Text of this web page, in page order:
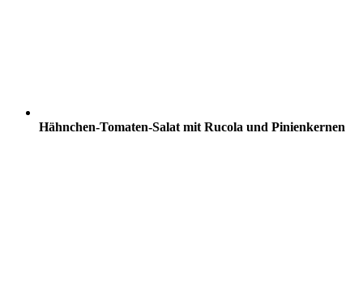
Hähnchen-Tomaten-Salat mit Rucola und Pinienkernen